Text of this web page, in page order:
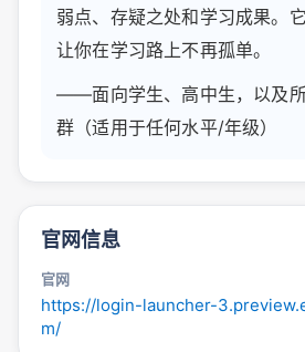
弱点、存疑之处和学习成果。
让你在学习路上不再孤单。
——面向学生、高中生，以及
群（适用于任何水平/年级）
官网信息
官网
https://login-launcher-
m/